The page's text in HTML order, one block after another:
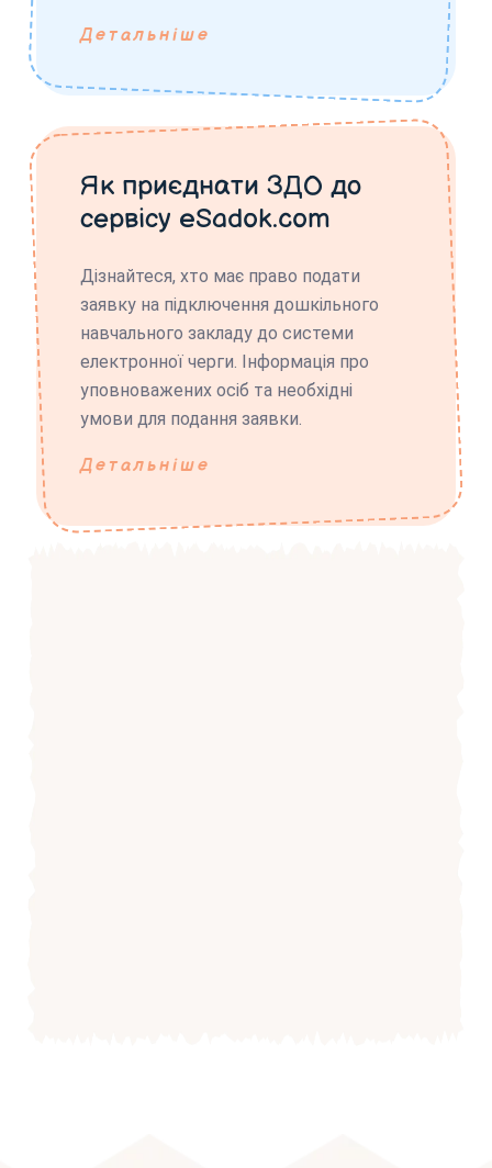
Детальніше
Як приєднати ЗДО до
сервісу eSadok.com
Дізнайтеся, хто має право подати
заявку на підключення дошкільного
навчального закладу до системи
електронної черги. Інформація про
уповноважених осіб та необхідні
умови для подання заявки.
Детальніше